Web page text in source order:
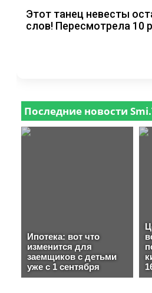
Этот танец невесты
слов! Пересмотрела 10